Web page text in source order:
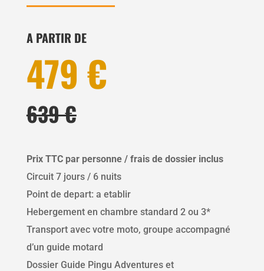
A PARTIR DE
479 €
639 €
Prix TTC par personne / frais de dossier inclus
Circuit 7 jours / 6 nuits
Point de depart: a etablir
Hebergement en chambre standard 2 ou 3*
Transport avec votre moto, groupe accompagné
d’un guide motard
Dossier Guide Pingu Adventures et